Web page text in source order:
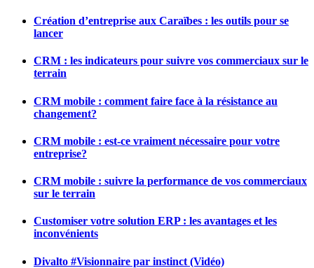
Création d’entreprise aux Caraïbes : les outils pour se
lancer
CRM : les indicateurs pour suivre vos commerciaux sur le
terrain
CRM mobile : comment faire face à la résistance au
changement?
CRM mobile : est-ce vraiment nécessaire pour votre
entreprise?
CRM mobile : suivre la performance de vos commerciaux
sur le terrain
Customiser votre solution ERP : les avantages et les
inconvénients
Divalto #Visionnaire par instinct (Vidéo)